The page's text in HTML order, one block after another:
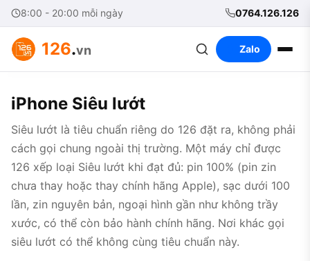
8:00 - 20:00 mỗi ngày 0764.126.126
126.vn Zalo
iPhone Siêu lướt
Siêu lướt là tiêu chuẩn riêng do 126 đặt ra, không phải
cách gọi chung ngoài thị trường. Một máy chỉ được
126 xếp loại Siêu lướt khi đạt đủ: pin 100% (pin zin
chưa thay hoặc thay chính hãng Apple), sạc dưới 100
lần, zin nguyên bản, ngoại hình gần như không trầy
xước, có thể còn bảo hành chính hãng. Nơi khác gọi
siêu lướt có thể không cùng tiêu chuẩn này.